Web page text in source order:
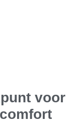
voor